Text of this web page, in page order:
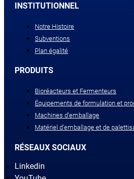
INSTITUTIONNEL
Notre Histoire
Subventions
Plan égalité
PRODUITS
Bioréacteurs et Fermenteurs
Équipements de formulation et
Machines d'emballage
Matériel d'emballage et de
RÉSEAUX SOCIAUX
Linkedin